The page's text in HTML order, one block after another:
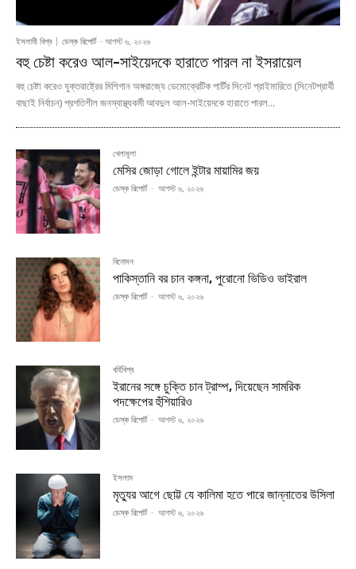
ইসলামী বিশ্ব ডেস্ক রিপোর্ট - আগস্ট ৬, ২০২৬
বহু চেষ্টা করেও আল-সাইয়েদকে হারাতে পারল না ইসরায়েল
বহু চেষ্টা করেও যুক্তরাষ্ট্রের মিশিগান অঙ্গরাজ্যে ডেমোক্রেটিক পার্টির সিনেট প্রাইমারিতে (সিনেটপ্রার্থী
বাছাই নির্বাচন) প্রগতিশীল জনস্বাস্থ্যকর্মী আবদুল আল-সাইয়েদকে হারাতে পারল...
খেলাধূলা
মেসির জোড়া গোলে ইন্টার মায়ামির জয়
ডেস্ক রিপোর্ট - আগস্ট ৬, ২০২৬
বিনোদন
পাকিস্তানি বর চান কঙ্গনা, পুরোনো ভিডিও ভাইরাল
ডেস্ক রিপোর্ট - আগস্ট ৬, ২০২৬
বর্হিবিশ্ব
ইরানের সঙ্গে চুক্তি চান ট্রাম্প, দিয়েছেন সামরিক
পদক্ষেপের হুঁশিয়ারিও
ডেস্ক রিপোর্ট - আগস্ট ৬, ২০২৬
ইসলাম
মৃত্যুর আগে ছোট্ট যে কালিমা হতে পারে জান্নাতের উসিলা
ডেস্ক রিপোর্ট - আগস্ট ৬, ২০২৬